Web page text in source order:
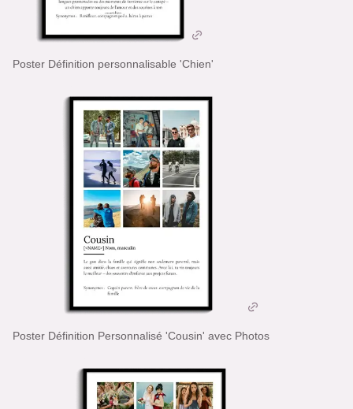
Poster Définition personnalisable 'Chien'
Poster Définition Personnalisé 'Cousin' avec Photos